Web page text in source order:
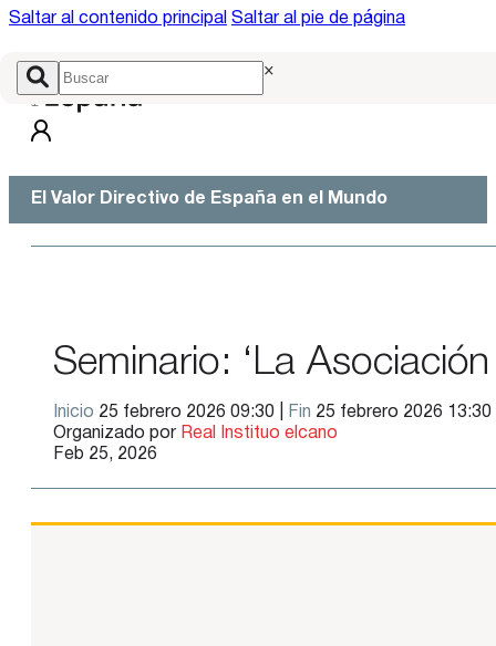
Saltar al contenido principal Saltar al pie de página
×
El Valor Directivo de España en el Mundo
Seminario: ‘La
Inicio 25 febrero 2026 09:30 | Fin 25 febrero 2026 13:30
Organizado por Real Instituo elcano
Feb 25, 2026